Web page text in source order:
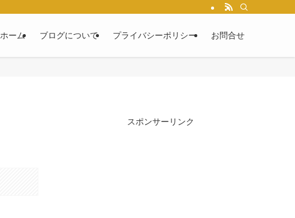
ホーム ブログについて プライバシーポリシー お問合せ
スポンサーリンク